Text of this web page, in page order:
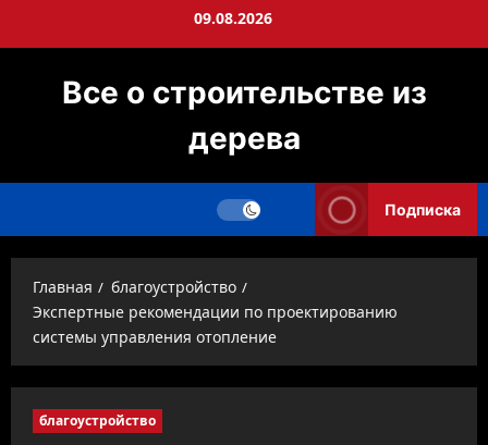
09.08.2026
Все о строительстве из
дерева
Подписка
Главная
благоустройство
Экспертные рекомендации по проектированию
системы управления отопление
благоустройство